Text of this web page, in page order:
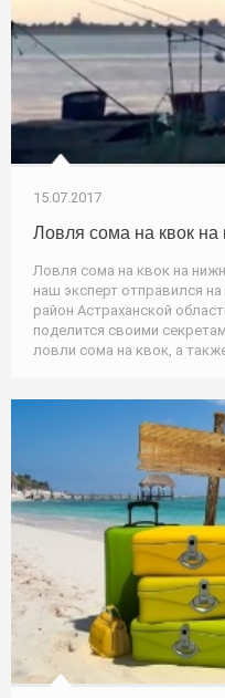
15.07.2017
Ловля сома на квок
Ловля сома на квок на
наш эксперт отправился
район Астраханской
поделится своими
ловли сома на квок, а